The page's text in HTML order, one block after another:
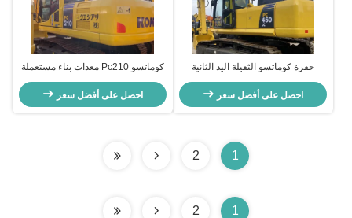
حفرة كوماتسو الثقيلة اليد الثانية
PC450
احصل على أفضل سعر
كوماتسو Pc210 معدات بناء مستعملة
حفرة يدوية 20630kg
احصل على أفضل سعر
1
2
1
2